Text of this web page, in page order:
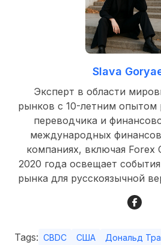
Slava
Эксперт в области
рынков с 10-летним опытом
переводчика и
международных
компаниях, включая Forex
2020 года освещает
рынка для русскоязычной
Tags: CBDC США Дональд